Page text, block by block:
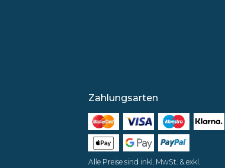
Zahlungsarten
Alle Preise sind inkl. MwSt. & exkl.